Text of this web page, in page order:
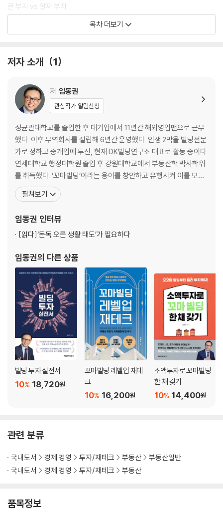
큰 부자 vs 알짜 부자
반드시 준비해야 하는 은퇴 후의 삶
신축 재테크에 도전한 김 원장 부부
미래를 내다보고 가치투자 실행한 치과원장 최미래
자력으로 빌딩부자에 도전하는 대기업 팀장 이봉달
비범한 투자의 귀재, 설렁탕집 주인 김선달
자장면이 만찬인 5,000억 원대 금수저 자산가
PART3. 고수익을 안겨주는 리모델링 재테크
리모델링 재테크란 무엇인가?
리모델링 종류별 공사비와 공사기간
임차인 명도 노하우
공사현장 민원처리 비법
PART4. 시의적절한 리모델링 재테크 성공 사례
서울 남부지역 7호선 역세권 이면의 상가건물
36억 원 알짜 빌딩으로 변신한 23.5억 원 송파구 상가주택
경사지에 있는 8억 2,000만 원 연신내역 다가구주택
투자가치로 판단해야 할 고대 앞 12억 원 상가주택
대단지 아파트 출입문 앞 26.5억 원 선유도역 근생빌딩
영등포 상가주택 리모델링 성공사례
신데렐라로 재탄생한 마포구 4층 노후 건물
병원건물에서 통상가빌딩으로 변신한 성북구 5층 건물
평범한 90년대 건물에서 첨단빌딩으로 재탄생한 대치동 빌딩
PART5. 도전하면 대박인 건물신축 노하우
건물 신축절차 A to Z
서울대입구역세권 신축 컨설팅 사례
PART6. 푼돈만 가진 내가 할 수 있는 소액 재테크
선입견을 깨라! 역세권 신축빌라 투자
수익형 부동산의 단골상품, 오피스텔
목차 더보기
저자 소개 1
저 임동권
관심작가 알림신청
성균관대학교를 졸업한 후 대기업에서 11년간 해외영업맨으로 근무
했다. 이후 무역회사를 설립해 6년간 운영했다. 인생 2막을 빌딩전문
가로 정하고 중개업에 투신, 현재 DK빌딩연구소 대표로 활동 중이다.
연세대학교 행정대학원 졸업 후 강원대학교에서 부동산학 박사학위
를 취득했다. ‘꼬마빌딩’이라는 용어를 창안하고 유행시켜 이를 보통
명사로 만든 장본인이다. 빌딩중개와 리모델링 경험을 바탕으로 쓴
첫 책 《10년 안에 꼬마빌딩 한 채 갖기》는 2015년 종합베스트 셀러
펼쳐보기
임동권 인터뷰
[읽다]‘돈독 오른 생활 태도’가 필요하다
임동권의 다른 상품
빌딩 투자 실전서
18,720원
10%
꼬마빌딩 레벨업 재테
크
16,200원
10%
소액투자로 꼬마빌딩
한 채 갖기
14,400원
10%
관련 분류
국내도서 경제 경영 투자/재테크 부동산
부동산일반
국내도서
경제 경영 투자/재테크 부동산
품목정보